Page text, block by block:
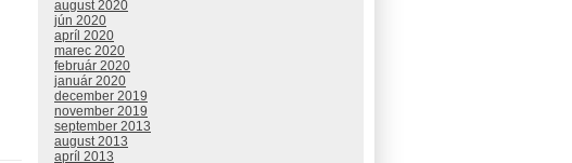
august 2020
jún 2020
apríl 2020
marec 2020
február 2020
január 2020
december 2019
november 2019
september 2013
august 2013
apríl 2013